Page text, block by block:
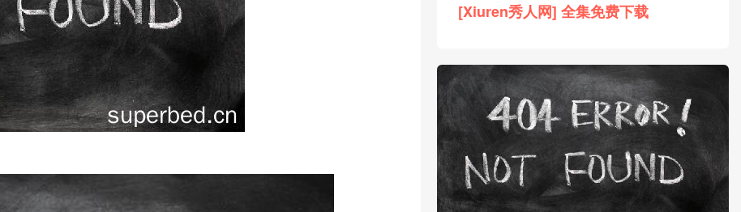
[Xiuren秀人网] 全集免费下载